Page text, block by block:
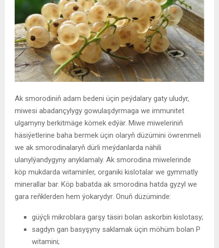
Ak smorodiniň adam bedeni üçin peýdalary gaty uludyr,
miwesi abadançylygy gowulaşdyrmaga we immunitet
ulgamyny berkitmäge kömek edýär. Miwe miweleriniň
häsiýetlerine baha bermek üçin olaryň düzümini öwrenmeli
we ak smorodinalaryň dürli meýdanlarda nähili
ulanylýandygyny anyklamaly. Ak smorodina miwelerinde
köp mukdarda witaminler, organiki kislotalar we gymmatly
minerallar bar. Köp babatda ak smorodina hatda gyzyl we
gara reňklerden hem ýokarydyr. Onuň düzüminde:
güýçli mikroblara garşy täsiri bolan askorbin kislotasy;
sagdyn gan basyşyny saklamak üçin möhüm bolan P
witamini;